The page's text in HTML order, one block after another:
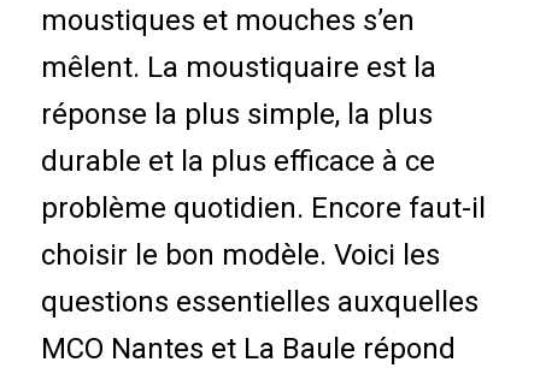
moustiques et mouches s’en
mêlent. La moustiquaire est la
réponse la plus simple, la plus
durable et la plus efficace à ce
problème quotidien. Encore faut-il
choisir le bon modèle. Voici les
questions essentielles auxquelles
MCO Nantes et La Baule répond